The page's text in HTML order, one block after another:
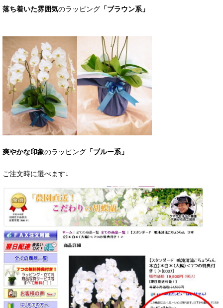
落ち着いた雰囲気のラッピング 「ブラウン系」
爽やかな印象のラッピング 「ブルー系」
ご注文時に選べます↓